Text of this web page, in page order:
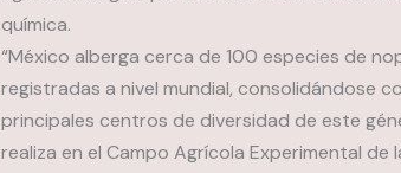
química.
“México alberga cerca de 100 especies de
registradas a nivel mundial, consolidándose
principales centros de diversidad de este
realiza en el Campo Agrícola Experimental de